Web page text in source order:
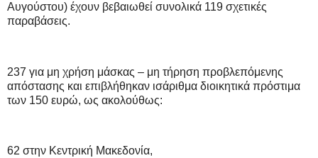
Αυγούστου) έχουν βεβαιωθεί συνολικά 119 σχετικές
παραβάσεις.
237 για μη χρήση μάσκας – μη τήρηση προβλεπόμενης
απόστασης και επιβλήθηκαν ισάριθμα διοικητικά πρόστιμα
των 150 ευρώ, ως ακολούθως:
62 στην Κεντρική Μακεδονία,